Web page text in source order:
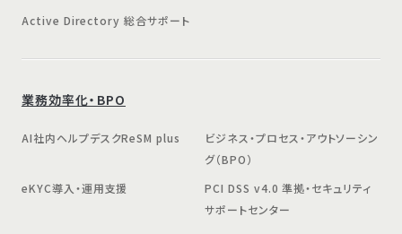
Active Directory 総合サポート
業務効率化・BPO
AI社内ヘルプデスクReSM plus
ビジネス・プロセス・アウトソーシン
グ（BPO）
eKYC導入・運用支援
PCI DSS v4.0 準拠・セキュリティ
サポートセンター